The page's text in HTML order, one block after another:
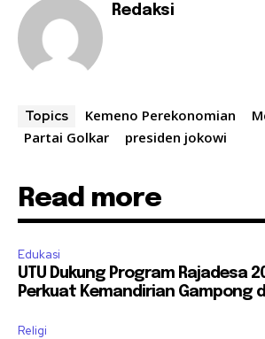
Redaksi
Topics Kemeno Perekonomian
Partai Golkar
presiden jokowi
Read more
Edukasi
UTU Dukung Program Rajadesa
Perkuat Kemandirian Gampong
Religi